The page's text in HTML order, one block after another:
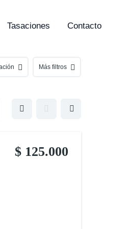
Tasaciones Contacto
Más filtros
$ 125.000